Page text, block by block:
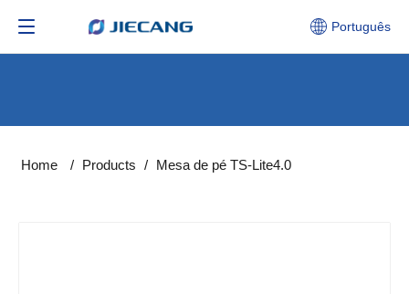
Português
Home / Products / Mesa de pé TS-Lite4.0